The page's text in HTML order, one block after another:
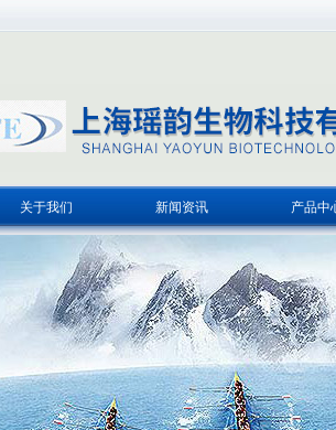
关于我们 新闻资讯 产品中